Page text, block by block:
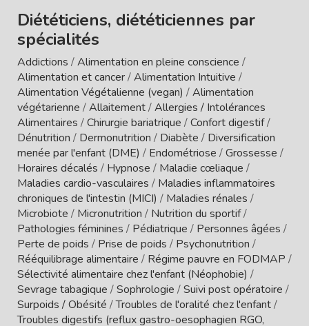
Diététiciens, diététiciennes par
spécialités
Addictions /Alimentation en pleine conscience /
Alimentation et cancer/Alimentation Intuitive /
Alimentation Végétalienne (vegan) /Alimentation
végétarienne /Allaitement/Allergies / Intolérances
Alimentaires /Chirurgie bariatrique /Confort digestif/
Dénutrition / Dermonutrition / Diabète / Diversification
menée par l'enfant (DME) / Endométriose /Grossesse /
Horaires décalés / Hypnose / Maladie cœliaque /
Maladies cardio-vasculaires / Maladies inflammatoires
chroniques de l'intestin (MICI) / Maladies rénales /
Microbiote / Micronutrition / Nutrition du sportif/
Pathologies féminines / Pédiatrique / Personnes âgées /
Perte de poids / Prise de poids / Psychonutrition /
Rééquilibrage alimentaire / Régime pauvre en FODMAP /
Sélectivité alimentaire chez l'enfant (Néophobie) /
Sevrage tabagique /Sophrologie /Suivi post opératoire /
Surpoids / Obésité /Troubles de l'oralité chez l'enfant/
Troubles digestifs (reflux gastro-oesophagien RGO,